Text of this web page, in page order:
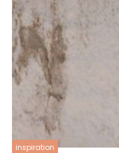
inspiration